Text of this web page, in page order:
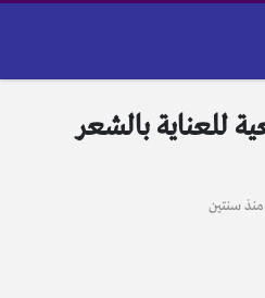
للعناية بالشعر
منذ سنتين